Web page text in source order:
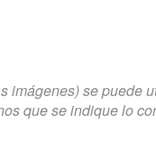
imágenes) se puede
que se indique lo